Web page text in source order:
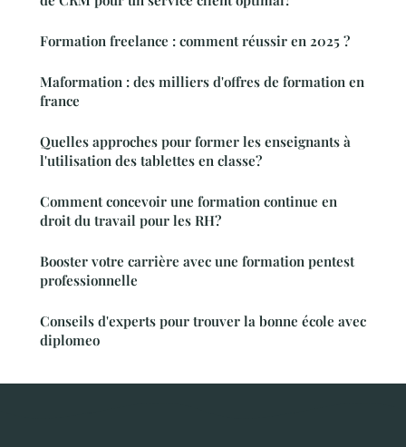
Formation freelance : comment réussir en 2025 ?
Maformation : des milliers d'offres de formation en
france
Quelles approches pour former les enseignants à
l'utilisation des tablettes en classe?
Comment concevoir une formation continue en
droit du travail pour les RH?
Booster votre carrière avec une formation pentest
professionnelle
Conseils d'experts pour trouver la bonne école avec
diplomeo